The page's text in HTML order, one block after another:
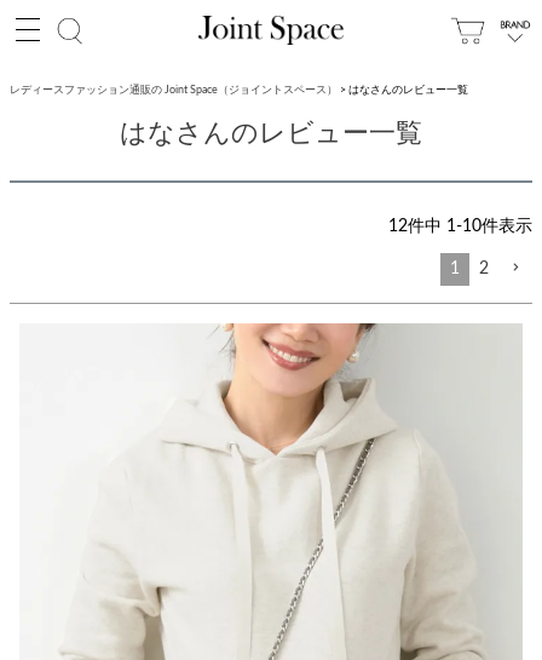
レディースファッション通販の Joint Space（ジョイントスペース） はなさんのレビュー一覧
はなさんのレビュー一覧
12件中 1-10件表示
1 2